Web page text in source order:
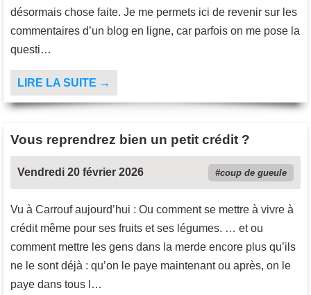
désormais chose faite. Je me permets ici de revenir sur les
commentaires d’un blog en ligne, car parfois on me pose la
questi…
LIRE LA SUITE →
Vous reprendrez bien un petit crédit ?
Vendredi 20 février 2026 coup de gueule
Vu à Carrouf aujourd’hui : Ou comment se mettre à vivre à
crédit même pour ses fruits et ses légumes. … et ou
comment mettre les gens dans la merde encore plus qu’ils
ne le sont déjà : qu’on le paye maintenant ou après, on le
paye dans tous l…